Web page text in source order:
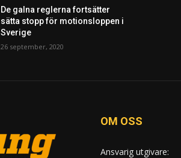
De galna reglerna fortsätter
sätta stopp för motionsloppen i
Sverige
26 september, 2020
OM OSS
Ansvarig utgivare: